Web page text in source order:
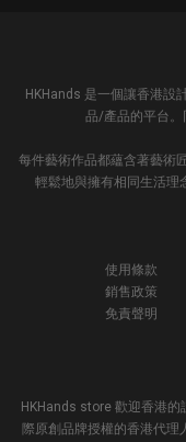
HKHands 是一個讓香港設
品/產品的平台。
每件藝術作品都蘊含著藝術
輕鬆地與擁有相同生活理
使用條款
銷售政策
免責聲明
HKHands store 歡迎香港
際原創品牌授權的香港代